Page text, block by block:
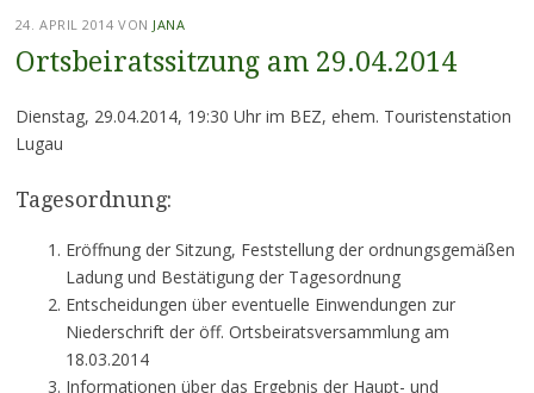
24. APRIL 2014 VON JANA
Ortsbeiratssitzung am 29.04.2014
Dienstag, 29.04.2014, 19:30 Uhr im BEZ, ehem. Touristenstation
Lugau
Tagesordnung:
Eröffnung der Sitzung, Feststellung der ordnungsgemäßen
Ladung und Bestätigung der Tagesordnung
Entscheidungen über eventuelle Einwendungen zur
Niederschrift der öff. Ortsbeiratsversammlung am
18.03.2014
Informationen über das Ergebnis der Haupt- und